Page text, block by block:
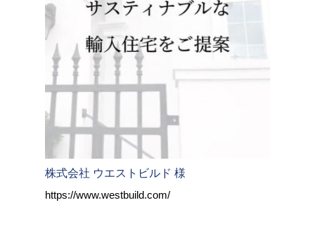
株式会社 ウエストビルド 様
https://www.westbuild.com/